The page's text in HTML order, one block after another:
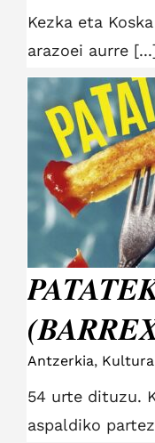
Kezka eta
arazoei aurre
Antzerkia, Kultura
54 urte dituzu.
aspaldiko